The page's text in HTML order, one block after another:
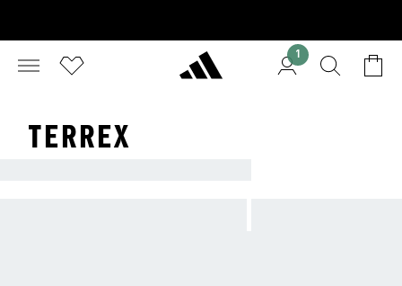
1
TERREX